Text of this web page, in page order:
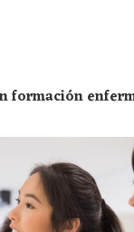
formación